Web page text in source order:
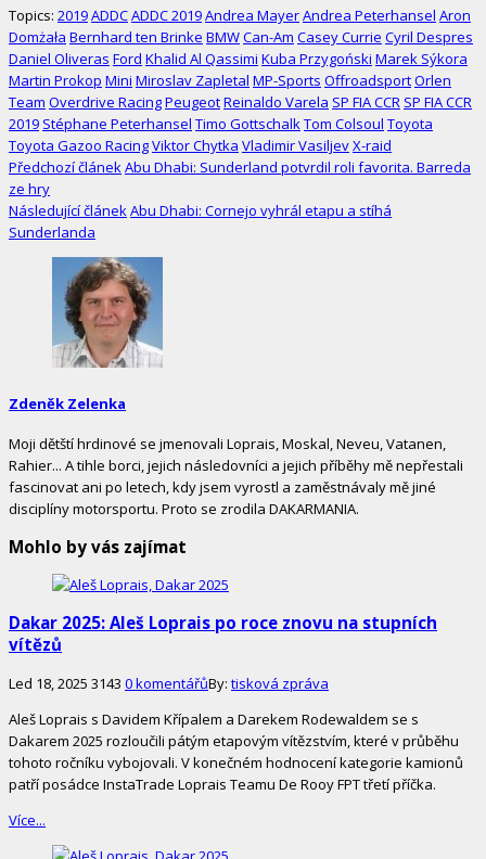
Topics: 2019ADDCADDC 2019Andrea MayerAndrea Peterhansel Aron
Domżała Bernhard ten Brinke BMWCan-Am Casey Currie Cyril Despres
Daniel Oliveras Ford Khalid Al Qassimi Kuba Przygoński Marek Sýkora
Martin Prokop Mini Miroslav Zapletal MP-Sports OffroadsportOrlen
Team Overdrive RacingPeugeotReinaldo Varela SP FIA CCR SP FIA CCR
2019 Stéphane Peterhansel Timo GottschalkTom Colsoul Toyota
Toyota Gazoo RacingViktor Chytka Vladimir VasiljevX-raid
Předchozí článekAbu Dhabi: Sunderland potvrdil roli favorita. Barreda
ze hry
Následující článekAbu Dhabi: Cornejo vyhrál etapu a stíhá
Sunderlanda
Zdeněk Zelenka
Moji dětští hrdinové se jmenovali Loprais, Moskal, Neveu, Vatanen,
Rahier... A tihle borci, jejich následovníci a jejich příběhy mě nepřestali
fascinovat ani po letech, kdy jsem vyrostl a zaměstnávaly mě jiné
disciplíny motorsportu. Proto se zrodila DAKARMANIA.
Mohlo by vás zajímat
Dakar 2025: Aleš Loprais po roce znovu na stupních
vítězů
Led 18, 2025 3143 0 komentářůBy: tisková zpráva
Aleš Loprais s Davidem Křípalem a Darekem Rodewaldem se s
Dakarem 2025 rozloučili pátým etapovým vítězstvím, které v průběhu
tohoto ročníku vybojovali. V konečném hodnocení kategorie kamionů
patří posádce InstaTrade Loprais Teamu De Rooy FPT třetí příčka.
Více...